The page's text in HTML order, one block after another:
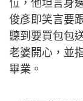
位，他坦言身
俊彥即笑言要
聽到要買包包
老婆開心，並
畢業。